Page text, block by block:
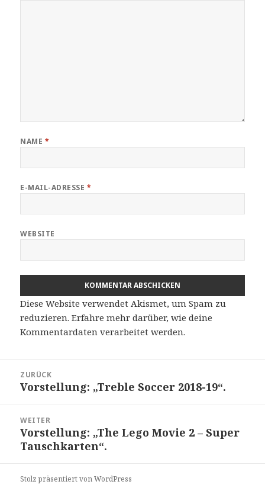
NAME *
E-MAIL-ADRESSE *
WEBSITE
Diese Website verwendet Akismet, um Spam zu
reduzieren.Erfahre mehr darüber, wie deine
Kommentardaten verarbeitet werden.
ZURÜCK
Vorheriger
Vorstellung: „Treble Soccer 2018-19“.
WEITER
Nächster
Beitrag:
Vorstellung: „The Lego Movie 2 – Super
Tauschkarten“.
Stolz präsentiert von WordPress